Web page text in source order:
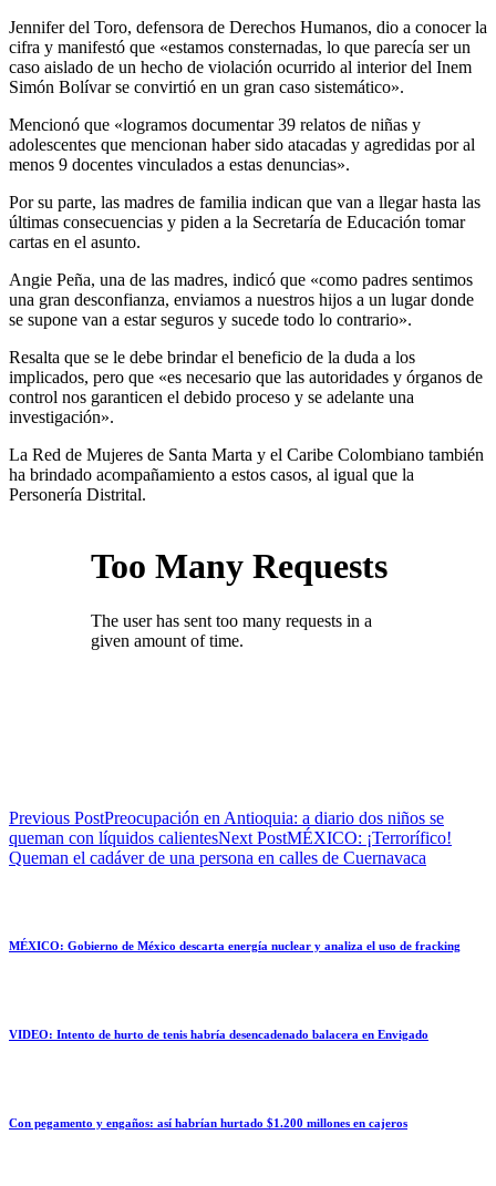
Jennifer del Toro, defensora de Derechos Humanos, dio a conocer la
cifra y manifestó que «estamos consternadas, lo que parecía ser un
caso aislado de un hecho de violación ocurrido al interior del Inem
Simón Bolívar se convirtió en un gran caso sistemático».
Mencionó que «logramos documentar 39 relatos de niñas y
adolescentes que mencionan haber sido atacadas y agredidas por al
menos 9 docentes vinculados a estas denuncias».
Por su parte, las madres de familia indican que van a llegar hasta las
últimas consecuencias y piden a la Secretaría de Educación tomar
cartas en el asunto.
Angie Peña, una de las madres, indicó que «como padres sentimos
una gran desconfianza, enviamos a nuestros hijos a un lugar donde
se supone van a estar seguros y sucede todo lo contrario».
Resalta que se le debe brindar el beneficio de la duda a los
implicados, pero que «es necesario que las autoridades y órganos de
control nos garanticen el debido proceso y se adelante una
investigación».
La Red de Mujeres de Santa Marta y el Caribe Colombiano también
ha brindado acompañamiento a estos casos, al igual que la
Personería Distrital.
Previous PostPreocupación en Antioquia: a diario dos niños se
queman con líquidos calientesNext PostMÉXICO: ¡Terrorífico!
Queman el cadáver de una persona en calles de Cuernavaca
MÉXICO: Gobierno de México descarta energía nuclear y analiza el uso de fracking
VIDEO: Intento de hurto de tenis habría desencadenado balacera en Envigado
Con pegamento y engaños: así habrían hurtado $1.200 millones en cajeros